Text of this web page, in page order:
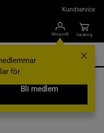
Kundservice
Min profil
för
Bli medlem
Varukorg
Black, S